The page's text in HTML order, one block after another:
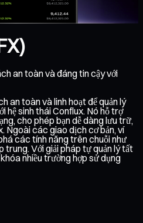
an toàn và đáng tin cậy với
an toàn và linh hoạt để quản lý
hệ sinh thái Conflux. Nó hỗ trợ
cho phép bạn dễ dàng lưu trữ,
Ngoài các giao dịch cơ bản, ví
các tính năng trên chuỗi như
trung. Với giải pháp tự quản lý tất
nhiều trường hợp sử dụng